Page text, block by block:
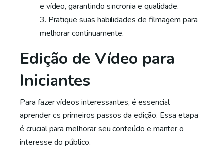
e vídeo, garantindo sincronia e qualidade.
Pratique suas habilidades de filmagem para
melhorar continuamente.
Edição de Vídeo para
Iniciantes
Para fazer vídeos interessantes, é essencial
aprender os primeiros passos da edição. Essa etapa
é crucial para melhorar seu conteúdo e manter o
interesse do público.